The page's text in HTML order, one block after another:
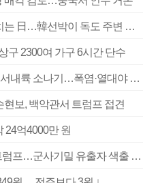
[속보] 여전히 ‘독도는 우리땅’ 외치는 日…韓선박이 독도 주변 해양조사 활동하자 반발
구 2300여 가구 6시간 단수
부산 울산 경남 구름 많고 경남 북서내륙 소나기…폭염·열대야 계속
현보, 백악관서 트럼프 접견
24억4000만 원
‘탄약 부족 사태’ 보도에 격노한 트럼프…군사기밀 유출자 색출 지시